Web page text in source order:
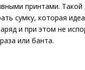
принтами. Такой
сумку, которая
и при этом не
или банта.